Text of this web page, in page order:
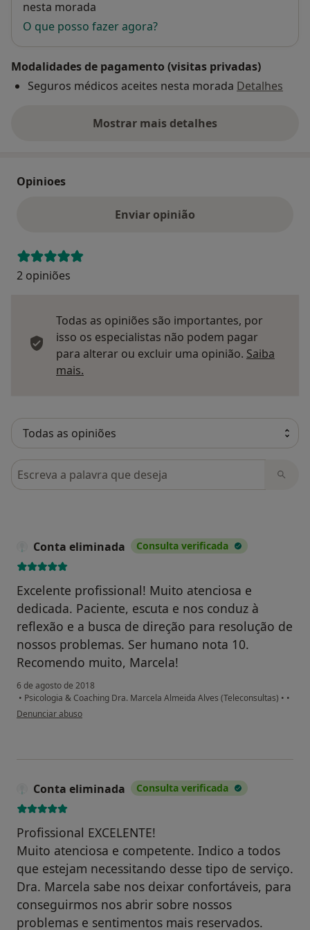
nesta morada
O que posso fazer agora?
Modalidades de pagamento (visitas privadas)
Seguros médicos aceites nesta morada Detalhes
Mostrar mais detalhes
sobre o endereço
Opinioes
Enviar opinião
2 opiniões
Todas as opiniões são importantes, por
isso os especialistas não podem pagar
para alterar ou excluir uma opinião. Saiba
mais.
Pesquisar em opiniões
Conta eliminada Consulta verificada
Excelente profissional! Muito atenciosa e
dedicada. Paciente, escuta e nos conduz à
reflexão e a busca de direção para resolução de
nossos problemas. Ser humano nota 10.
Recomendo muito, Marcela!
6 de agosto de 2018
• Psicologia & Coaching Dra. Marcela Almeida Alves (Teleconsultas) • •
na opinião do utilizador Conta eliminada
Denunciar abuso
Conta eliminada Consulta verificada
Profissional EXCELENTE!
Muito atenciosa e competente. Indico a todos
que estejam necessitando desse tipo de serviço.
Dra. Marcela sabe nos deixar confortáveis, para
conseguirmos nos abrir sobre nossos
problemas e sentimentos mais reservados.